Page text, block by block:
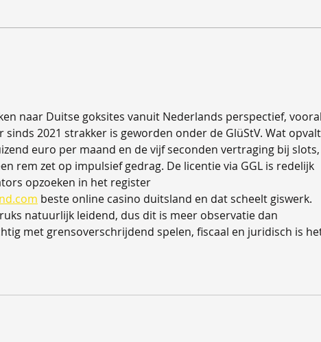
Kwama Sierra Leone
naar Duitse goksites vanuit Nederlands perspectief, vooral
2021 strakker is geworden onder de GlüStV. Wat
euro per maand en de vijf seconden vertraging bij slots,
rem zet op impulsief gedrag. De licentie via GGL is redelijk
opzoeken in het register
beste online casino duitsland en dat scheelt giswerk.
natuurlijk leidend, dus dit is meer observatie dan
met grensoverschrijdend spelen, fiscaal en juridisch is